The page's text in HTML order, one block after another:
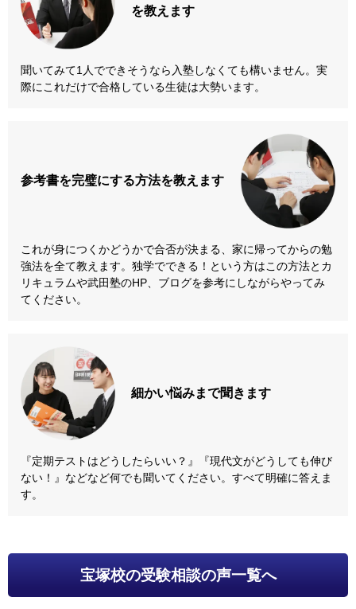
を教えます
聞いてみて1人でできそうなら入塾しなくても構いません。実
際にこれだけで合格している生徒は大勢います。
参考書を完璧にする方法を教えます
これが身につくかどうかで合否が決まる、家に帰ってからの勉
強法を全て教えます。独学でできる！という方はこの方法とカ
リキュラムや武田塾のHP、ブログを参考にしながらやってみ
てください。
細かい悩みまで聞きます
『定期テストはどうしたらいい？』『現代文がどうしても伸び
ない！』などなど何でも聞いてください。すべて明確に答えま
す。
宝塚校の受験相談の声一覧へ